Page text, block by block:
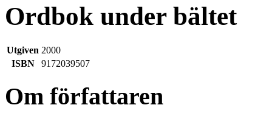
Ordbok under bältet
Utgiven 2000
ISBN
9172039507
Om författaren